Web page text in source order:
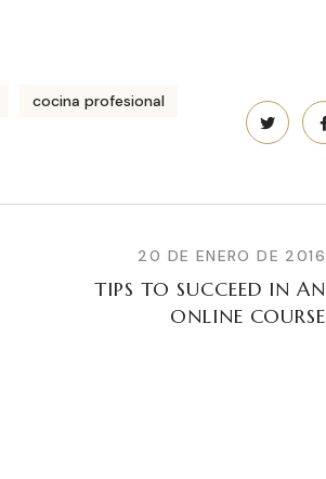
cocina profesional
20 DE ENERO DE 2016
TIPS TO SUCCEED IN AN
ONLINE COURSE